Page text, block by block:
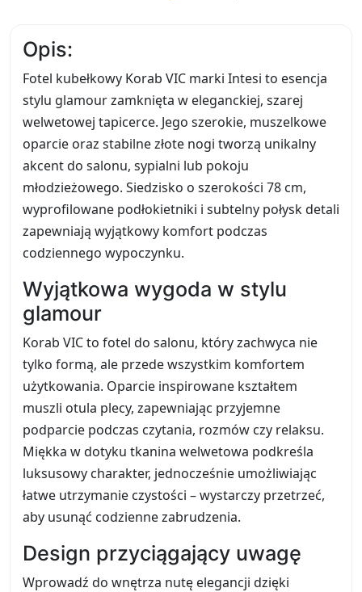
Opis:
Fotel kubełkowy Korab VIC marki Intesi to esencja
stylu glamour zamknięta w eleganckiej, szarej
welwetowej tapicerce. Jego szerokie, muszelkowe
oparcie oraz stabilne złote nogi tworzą unikalny
akcent do salonu, sypialni lub pokoju
młodzieżowego. Siedzisko o szerokości 78 cm,
wyprofilowane podłokietniki i subtelny połysk detali
zapewniają wyjątkowy komfort podczas
codziennego wypoczynku.
Wyjątkowa wygoda w stylu
glamour
Korab VIC to fotel do salonu, który zachwyca nie
tylko formą, ale przede wszystkim komfortem
użytkowania. Oparcie inspirowane kształtem
muszli otula plecy, zapewniając przyjemne
podparcie podczas czytania, rozmów czy relaksu.
Miękka w dotyku tkanina welwetowa podkreśla
luksusowy charakter, jednocześnie umożliwiając
łatwe utrzymanie czystości – wystarczy przetrzeć,
aby usunąć codzienne zabrudzenia.
Design przyciągający uwagę
Wprowadź do wnętrza nutę elegancji dzięki